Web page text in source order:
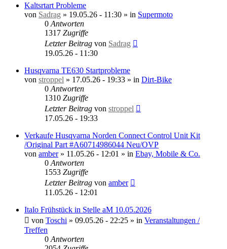
Kaltsrtart Probleme
von Sadrag » 19.05.26 - 11:30 » in Supermoto
0 Antworten
1317 Zugriffe
Letzter Beitrag von Sadrag
19.05.26 - 11:30
Husqvarna TE630 Startprobleme
von stroppel » 17.05.26 - 19:33 » in Dirt-Bike
0 Antworten
1310 Zugriffe
Letzter Beitrag von stroppel
17.05.26 - 19:33
Verkaufe Husqvarna Norden Connect Control Unit Kit
/Original Part #A60714986044 Neu/OVP
von amber» 11.05.26 - 12:01 » in Ebay, Mobile & Co.
0 Antworten
1553 Zugriffe
Letzter Beitrag von amber
11.05.26 - 12:01
Italo Frühstück in Stelle aM 10.05.2026
von Toschi » 09.05.26 - 22:25 » in Veranstaltungen /
Treffen
0 Antworten